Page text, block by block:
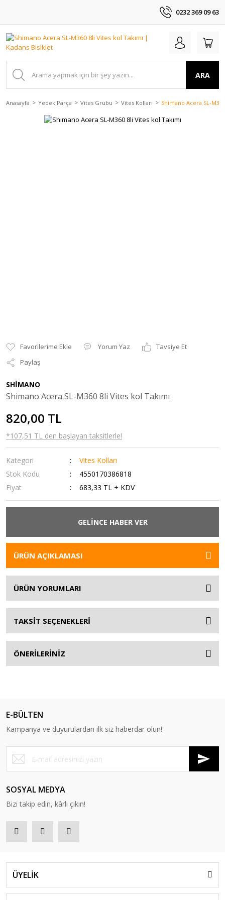
0232 369 09 63
ARA
Anasayfa Yedek Parça Vites Grubu Vites Kolları Shimano Acera SL-
Yorum Yaz
Tavsiye Et
Paylaş
SHİMANO
Shimano Acera SL-M360 8li Vites kol Takımı
820,00 TL
*107,51 TL den başlayan taksitlerle!
Kategori
Vites Kolları
Stok Kodu
4550170386818
Fiyat
683,33 TL + KDV
GELİNCE HABER VER
ÜRÜN AÇIKLAMASI
ÜRÜN YORUMLARI
TAKSİT SEÇENEKLERİ
ÖNERİLERİNİZ
E-BÜLTEN
Kampanya ve duyurulardan ilk siz haberdar olun!
SOSYAL MEDYA
Bizi takip edin, kârlı çıkın!
ÜYELİK